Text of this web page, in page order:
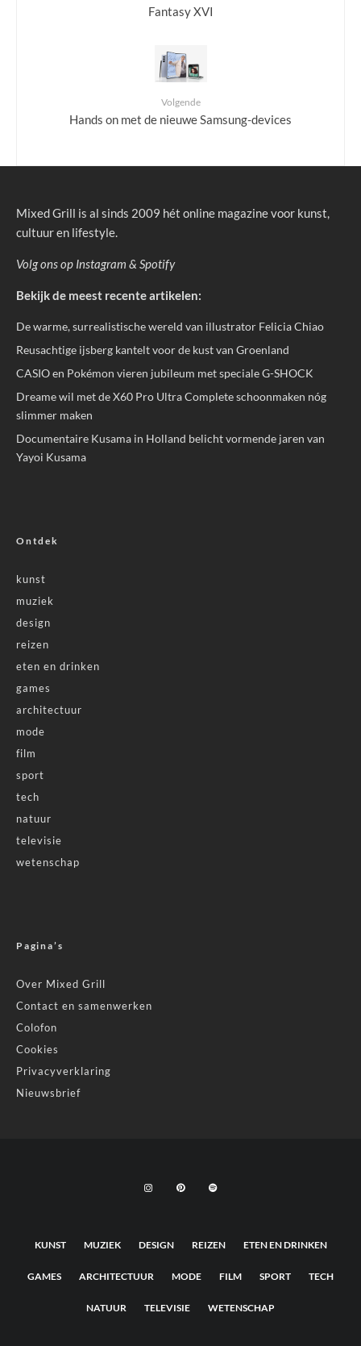
Fantasy XVI
Volgende
Hands on met de nieuwe Samsung-devices
Mixed Grill is al sinds 2009 hét online magazine voor kunst,
cultuur en lifestyle.
Volg ons op Instagram & Spotify
Bekijk de meest recente artikelen:
De warme, surrealistische wereld van illustrator Felicia Chiao
Reusachtige ijsberg kantelt voor de kust van Groenland
CASIO en Pokémon vieren jubileum met speciale G-SHOCK
Dreame wil met de X60 Pro Ultra Complete schoonmaken nóg
slimmer maken
Documentaire Kusama in Holland belicht vormende jaren van
Yayoi Kusama
Ontdek
kunst
muziek
design
reizen
eten en drinken
games
architectuur
mode
film
sport
tech
natuur
televisie
wetenschap
Pagina’s
Over Mixed Grill
Contact en samenwerken
Colofon
Cookies
Privacyverklaring
Nieuwsbrief
KUNST MUZIEK DESIGN REIZEN ETEN EN DRINKEN
GAMES ARCHITECTUUR MODE FILM SPORT TECH
NATUUR TELEVISIE WETENSCHAP